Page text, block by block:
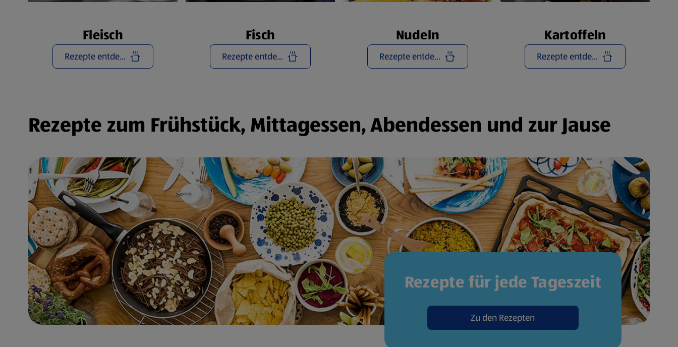
Fleisch
Rezepte entdecken
Fisch
Rezepte entdecken
Nudeln
Rezepte entdecken
Kartoffeln
Rezepte entdecken
Rezepte zum Frühstück, Mittagessen, Abendessen und zur Jause
Rezepte für jede Tageszeit
Zu den Rezepten